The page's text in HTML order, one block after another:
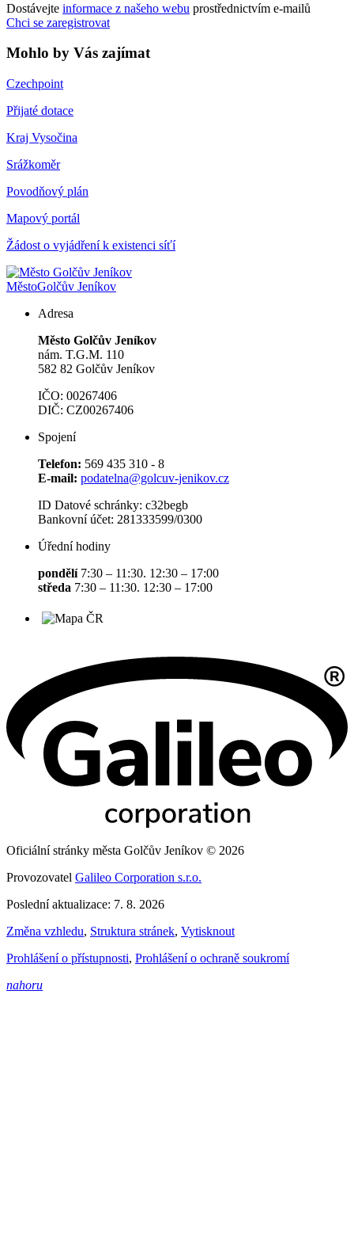
Dostávejte informace z našeho webu prostřednictvím e-mailů
Chci se zaregistrovat
Mohlo by Vás zajímat
Czechpoint
Přijaté dotace
Kraj Vysočina
Srážkoměr
Povodňový plán
Mapový portál
Žádost o vyjádření k existenci síťí
MěstoGolčův Jeníkov
Adresa
Město Golčův Jeníkov
nám. T.G.M. 110
582 82 Golčův Jeníkov
IČO: 00267406
DIČ: CZ00267406
Spojení
Telefon: 569 435 310 - 8
E-mail: podatelna@golcuv-jenikov.cz
ID Datové schránky: c32begb
Bankovní účet: 281333599/0300
Úřední hodiny
pondělí7:30 – 11:30. 12:30 – 17:00
středa 7:30 – 11:30. 12:30 – 17:00
Oficiální stránky města Golčův Jeníkov © 2026
Provozovatel Galileo Corporation s.r.o.
Poslední aktualizace: 7. 8. 2026
Změna vzhledu, Struktura stránek, Vytisknout
Prohlášení o přístupnosti, Prohlášení o ochraně soukromí
nahoru